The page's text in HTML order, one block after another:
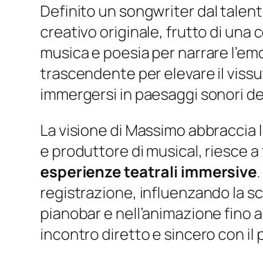
Definito un songwriter dal
creativo originale, frutto di una
musica e poesia per narrare
trascendente per elevare il
immergersi in paesaggi sonori
La visione di Massimo abbraccia
e produttore di musical, riesce
esperienze teatrali immersive
registrazione, influenzando la
pianobar e nell’animazione fino
incontro diretto e sincero con il